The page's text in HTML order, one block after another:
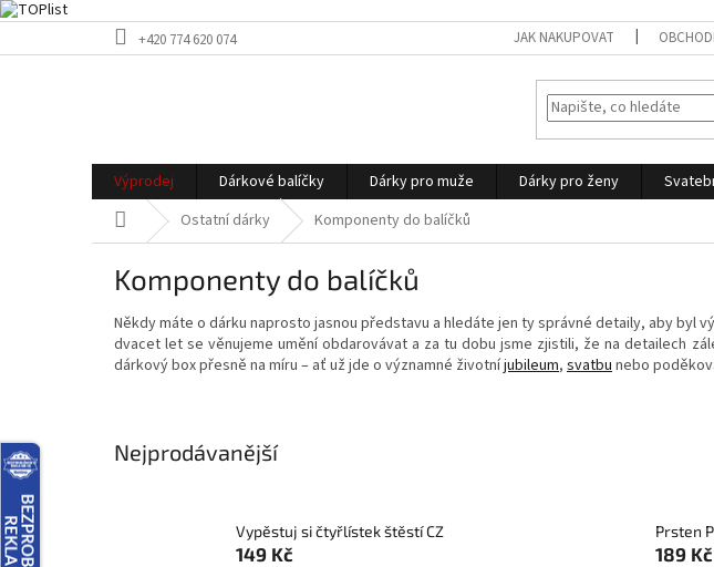
na
+420 774 620 074 JAK NAKUPOVAT
Výprodej Dárkové balíčky Dárky pro muže Dárky pro ženy
Domů Ostatní dárky Komponenty do balíčků
Komponenty do balíčků
Někdy máte o dárku naprosto jasnou představu a hledáte jen ty správné detaily, aby byl
dvacet let se věnujeme umění obdarovávat a za tu dobu jsme zjistili, že na detailech
dárkový box přesně na míru – ať už jde o významné životníjubileum, svatbu nebo
Nejprodávanější
Vypěstuj si čtyřlístek štěstí CZ
149 Kč
Prsten
189 Kč